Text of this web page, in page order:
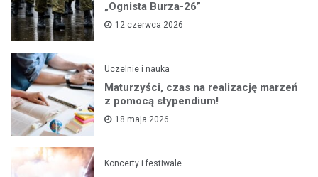
„Ognista Burza-26”
12 czerwca 2026
Uczelnie i nauka
Maturzyści, czas na realizację marzeń
z pomocą stypendium!
18 maja 2026
Koncerty i festiwale